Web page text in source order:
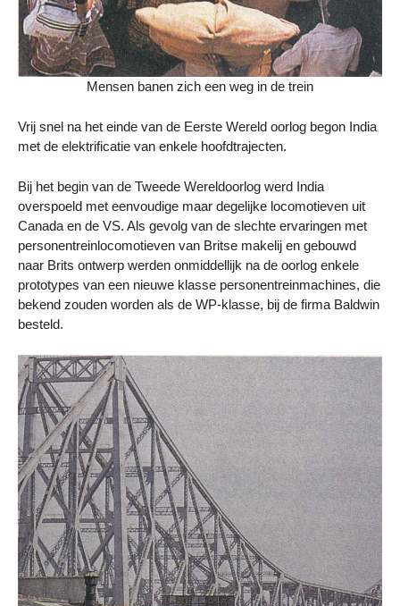
Mensen banen zich een weg in de trein
Vrij snel na het einde van de Eerste Wereld oorlog begon India
met de elektrificatie van enkele hoofdtrajecten.
Bij het begin van de Tweede Wereldoorlog werd India
overspoeld met eenvoudige maar degelijke locomotieven uit
Canada en de VS. Als gevolg van de slechte ervaringen met
personentreinlocomotieven van Britse makelij en gebouwd
naar Brits ontwerp werden onmiddellijk na de oorlog enkele
prototypes van een nieuwe klasse personentreinmachines, die
bekend zouden worden als de WP-klasse, bij de firma Baldwin
besteld.